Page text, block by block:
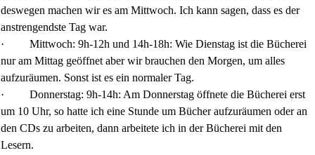
deswegen machen wir es am Mittwoch. Ich kann sagen, dass es der
anstrengendste Tag war.
·
Mittwoch: 9h-12h und 14h-18h: Wie Dienstag ist die Bücherei
nur am Mittag geöffnet aber wir brauchen den Morgen, um alles
aufzuräumen. Sonst ist es ein normaler Tag.
·
Donnerstag: 9h-14h: Am Donnerstag öffnete die Bücherei erst
um 10 Uhr, so hatte ich eine Stunde um Bücher aufzuräumen oder an
den CDs zu arbeiten, dann arbeitete ich in der Bücherei mit den
Lesern.